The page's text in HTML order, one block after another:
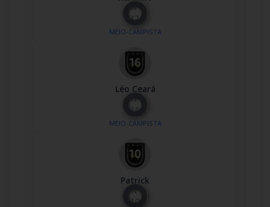
Nº
17
MEIO-CAMPISTA
Léo Ceará
Nº
16
MEIO-CAMPISTA
Patrick
Nº
10